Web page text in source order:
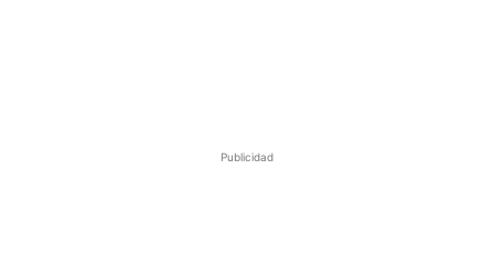
Publicidad